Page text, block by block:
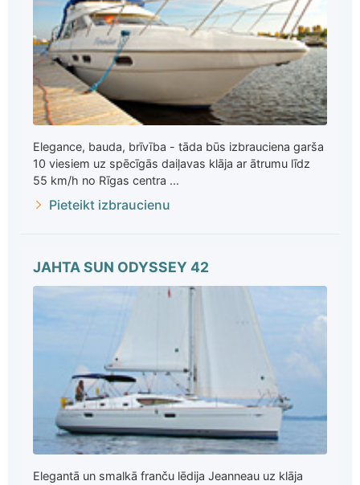
Elegance, bauda, brīvība - tāda būs izbrauciena garša
10 viesiem uz spēcīgās daiļavas klāja ar ātrumu līdz
55 km/h no Rīgas centra ...
Pieteikt izbraucienu
JAHTA SUN ODYSSEY 42
Elegantā un smalkā franču lēdija Jeanneau uz klāja